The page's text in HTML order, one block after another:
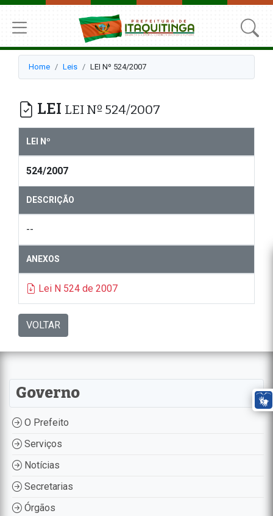
Home Leis LEI Nº 524/2007
LEI LEI Nº 524/2007
LEI Nº
524/2007
DESCRIÇÃO
--
ANEXOS
Lei N 524 de 2007
VOLTAR
Governo
O Prefeito
Serviços
Notícias
Secretarias
Órgãos